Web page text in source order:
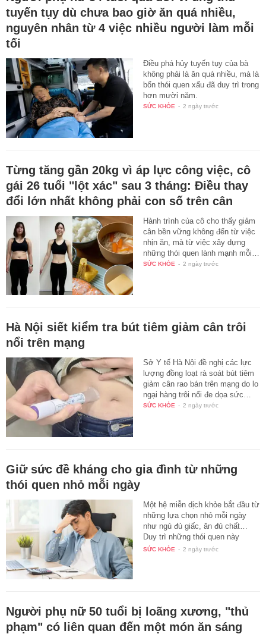
tuyến tụy dù chưa bao giờ ăn quá nhiều,
nguyên nhân từ 4 việc nhiều người làm mỗi
tối
Điều phá hủy tuyến tụy của bà
không phải là ăn quá nhiều, mà là
bốn thói quen xấu đã duy trì trong
hơn mười năm.
SỨC KHỎE - 2 ngày trước
Từng tăng gần 20kg vì áp lực công việc, cô
gái 26 tuổi "lột xác" sau 3 tháng: Điều thay
đổi lớn nhất không phải con số trên cân
Hành trình của cô cho thấy giảm
cân bền vững không đến từ việc
nhịn ăn, mà từ việc xây dựng
những thói quen lành mạnh mỗi…
SỨC KHỎE - 2 ngày trước
Hà Nội siết kiểm tra bút tiêm giảm cân trôi
nổi trên mạng
Sở Y tế Hà Nội đề nghị các lực
lượng đồng loạt rà soát bút tiêm
giảm cân rao bán trên mạng do lo
ngại hàng trôi nổi đe dọa sức…
SỨC KHỎE - 2 ngày trước
Giữ sức đề kháng cho gia đình từ những
thói quen nhỏ mỗi ngày
Một hệ miễn dịch khỏe bắt đầu từ
những lựa chọn nhỏ mỗi ngày
như ngủ đủ giấc, ăn đủ chất…
Duy trì những thói quen này
giữa…
SỨC KHỎE - 2 ngày trước
Người phụ nữ 50 tuổi bị loãng xương, "thủ
phạm" có liên quan đến một món ăn sáng